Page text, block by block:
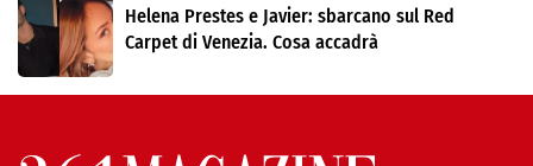
Helena Prestes e Javier: sbarcano sul Red
Carpet di Venezia. Cosa accadrà